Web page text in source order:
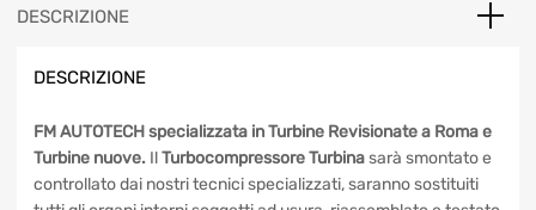
Skoda
quantità
DESCRIZIONE
DESCRIZIONE
FM AUTOTECH specializzata in Turbine Revisionate a Roma e
Turbine nuove. IlTurbocompressore Turbinasarà smontato e
controllato dai nostri tecnici specializzati, saranno sostituiti